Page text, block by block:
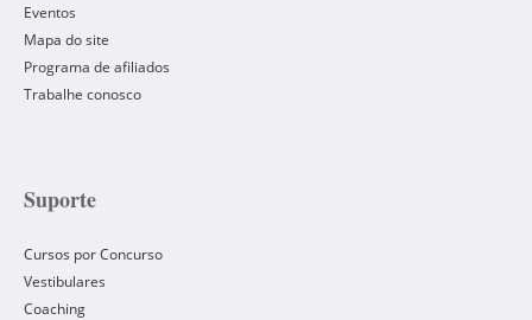
Eventos
Mapa do site
Programa de afiliados
Trabalhe conosco
Suporte
Cursos por Concurso
Vestibulares
Coaching